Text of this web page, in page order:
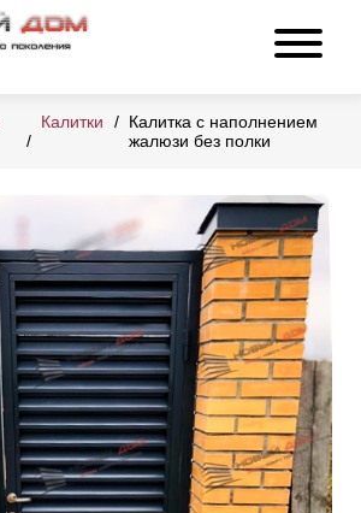
Калитки
Калитка с наполнением
жалюзи без полки